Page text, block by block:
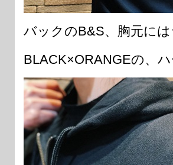
バックのB&S、胸元に
BLACK×ORANGEの、